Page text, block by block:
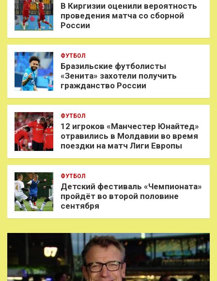
В Киргизии оценили вероятность
проведения матча со сборной
России
ФУТБОЛ
Бразильские футболисты
«Зенита» захотели получить
гражданство России
ФУТБОЛ
12 игроков «Манчестер Юнайтед»
отравились в Молдавии во время
поездки на матч Лиги Европы
ФУТБОЛ
Детский фестиваль «Чемпионата»
пройдёт во второй половине
сентября